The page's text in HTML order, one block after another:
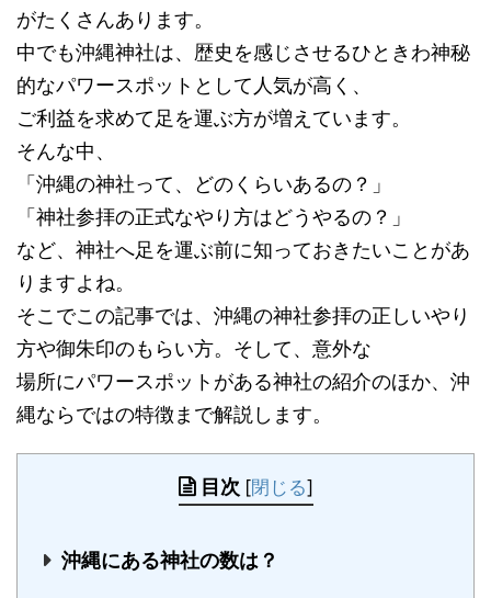
がたくさんあります。
中でも沖縄神社は、歴史を感じさせるひときわ神秘
的なパワースポットとして人気が高く、
ご利益を求めて足を運ぶ方が増えています。
そんな中、
「沖縄の神社って、どのくらいあるの？」
「神社参拝の正式なやり方はどうやるの？」
など、神社へ足を運ぶ前に知っておきたいことがあ
りますよね。
そこでこの記事では、沖縄の神社参拝の正しいやり
方や御朱印のもらい方。そして、意外な
場所にパワースポットがある神社の紹介のほか、沖
縄ならではの特徴まで解説します。
目次 [閉じる]
沖縄にある神社の数は？